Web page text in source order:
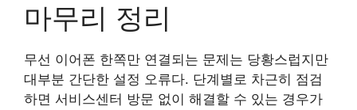
마무리 정리
무선 이어폰 한쪽만 연결되는 문제는 당황스럽지만
대부분 간단한 설정 오류다. 단계별로 차근히 점검
하면 서비스센터 방문 없이 해결할 수 있는 경우가